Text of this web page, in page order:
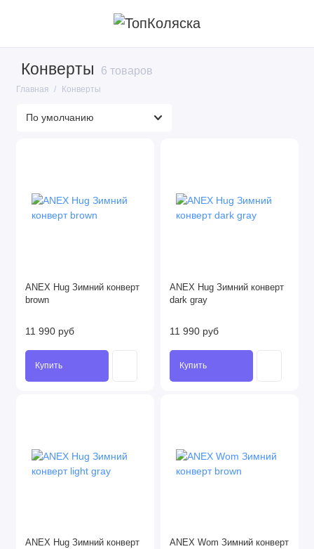
Конверты 6 товаров
Главная Конверты
ANEX Hug Зимний конверт
brown
11 990 руб
Купить
ANEX Hug Зимний конверт
dark gray
11 990 руб
Купить
ANEX Hug Зимний конверт
ANEX Wom Зимний конверт